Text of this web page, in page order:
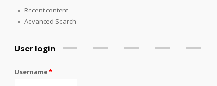
Recent content
Advanced Search
User login
Username*